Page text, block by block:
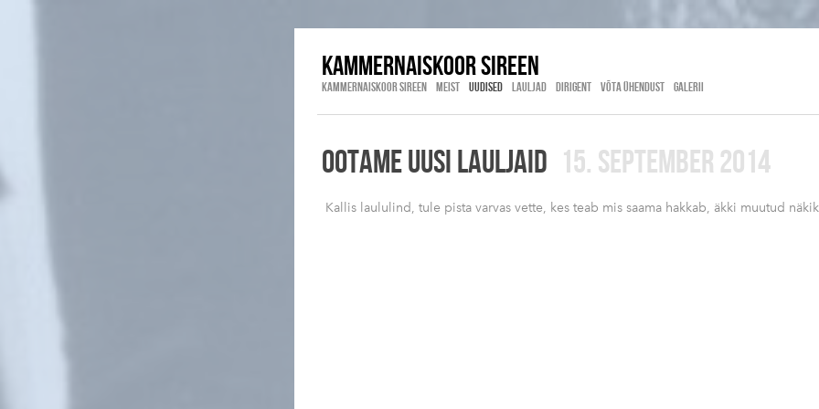
KAMMERNAISKOOR SIREEN
KAMMERNAISKOOR SIREEN MEIST UUDISED LAULJAD DIRIGENT VÕTA ÜHENDUST GALERII
OOTAME UUSI LAULJAID 15. SEPTEMBER 2014
Kallis laululind, tule pista varvas vette, kes teab mis saama hakkab, äkki muutud